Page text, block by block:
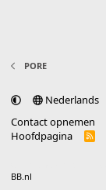
PORE
Nederlands
Contact opnemen
Hoofdpagina
R
BB.nl